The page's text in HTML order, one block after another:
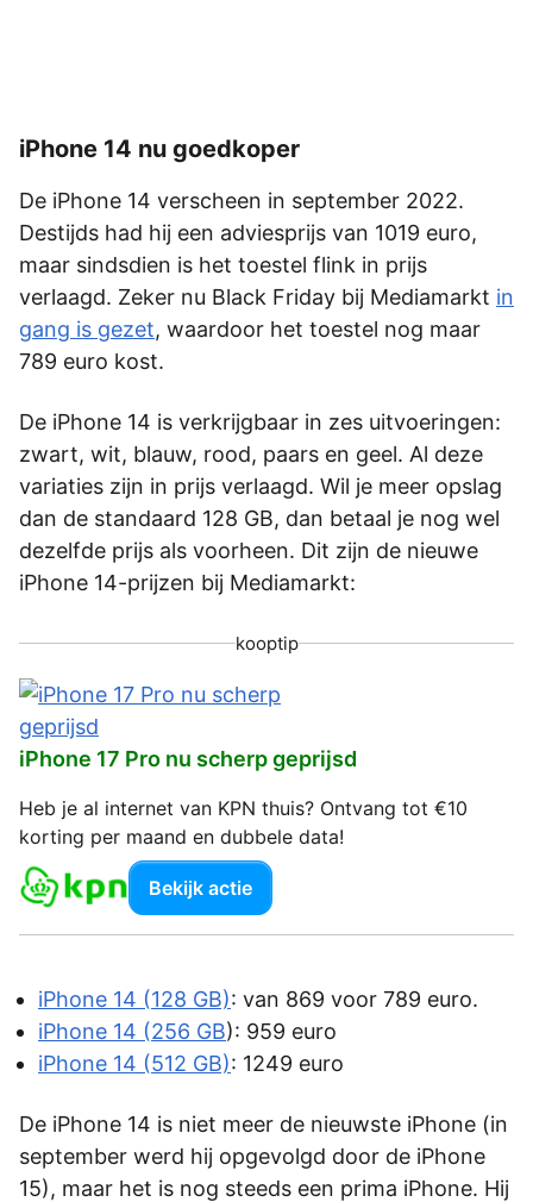
iPhone 14 nu goedkoper
De iPhone 14 verscheen in september 2022.
Destijds had hij een adviesprijs van 1019 euro,
maar sindsdien is het toestel flink in prijs
verlaagd. Zeker nu Black Friday bij Mediamarkt in
gang is gezet, waardoor het toestel nog maar
789 euro kost.
De iPhone 14 is verkrijgbaar in zes uitvoeringen:
zwart, wit, blauw, rood, paars en geel. Al deze
variaties zijn in prijs verlaagd. Wil je meer opslag
dan de standaard 128 GB, dan betaal je nog wel
dezelfde prijs als voorheen. Dit zijn de nieuwe
iPhone 14-prijzen bij Mediamarkt:
kooptip
iPhone 17 Pro nu scherp geprijsd
Heb je al internet van KPN thuis? Ontvang tot €10
korting per maand en dubbele data!
Bekijk actie
iPhone 14 (128 GB): van 869 voor 789 euro.
iPhone 14 (256 GB): 959 euro
iPhone 14 (512 GB): 1249 euro
De iPhone 14 is niet meer de nieuwste iPhone (in
september werd hij opgevolgd door de iPhone
15), maar het is nog steeds een prima iPhone. Hij